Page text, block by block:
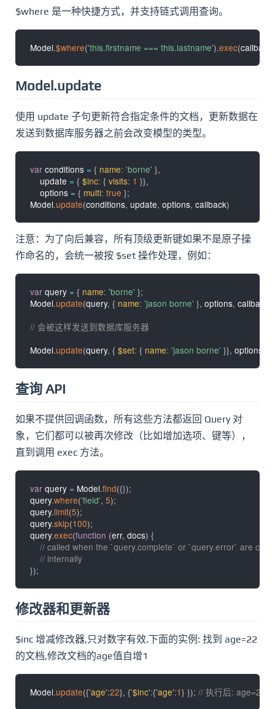
$where 是一种快捷方式，并支持链式调用查询。
Model.$where('this.firstname === this.lastname').exec(callback
Model.update
使用 update 子句更新符合指定条件的文档，更新数据在
发送到数据库服务器之前会改变模型的类型。
var conditions = { name: 'borne' },
    update
= { $inc: { visits: 1 }},
    options
= { multi: true };
Model.update(conditions, update, options, callback)
注意：为了向后兼容，所有顶级更新键如果不是原子操
作命名的，会统一被按 $set 操作处理，例如：
var query = { name: 'borne' };
Model.update(query, { name: 'jason borne' }, options, callback
// 会被这样发送到数据库服务器
Model.update(query, { $set: { name: 'jason borne' }}, options
查询 API
如果不提供回调函数，所有这些方法都返回 Query 对
象，它们都可以被再次修改（比如增加选项、键等），
直到调用 exec 方法。
var query = Model.find({});
query.where('field', 5);
query.limit(5);
query.skip(100);
query.exec(function (err, docs) {
// called when the `query.complete` or `query.error` are
// internally
});
修改器和更新器
$inc 增减修改器,只对数字有效.下面的实例: 找到 age=22
的文档,修改文档的age值自增1
Model.update({'age':22}, {'$inc':{'age':1} }); // 执行后: age=23